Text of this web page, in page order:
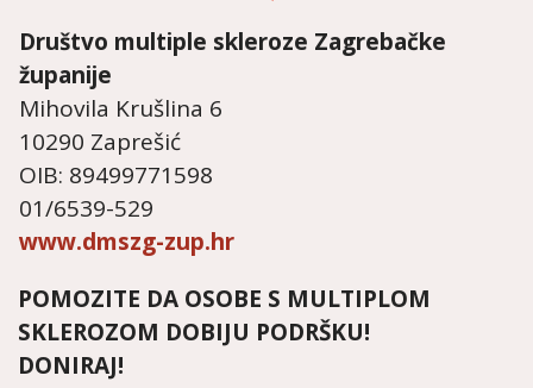
Društvo multiple skleroze Zagrebačke
županije
Mihovila Krušlina 6
10290 Zaprešić
OIB: 89499771598
01/6539-529
www.dmszg-zup.hr
POMOZITE DA OSOBE S MULTIPLOM
SKLEROZOM DOBIJU PODRŠKU!
DONIRAJ!